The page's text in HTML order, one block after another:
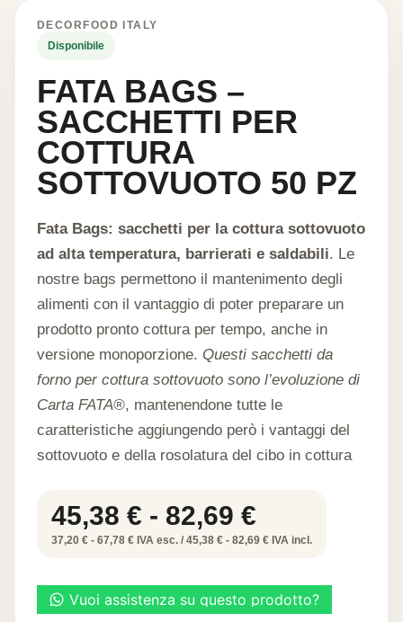
DECORFOOD ITALY
Disponibile
FATA BAGS –
SACCHETTI PER
COTTURA
SOTTOVUOTO 50 PZ
Fata Bags: sacchetti per la cottura sottovuoto
ad alta temperatura, barrierati e saldabili. Le
nostre bags permettono il mantenimento degli
alimenti con il vantaggio di poter preparare un
prodotto pronto cottura per tempo, anche in
versione monoporzione. Questi sacchetti da
forno per cottura sottovuoto sono l’evoluzione di
Carta FATA®, mantenendone tutte le
caratteristiche aggiungendo però i vantaggi del
sottovuoto e della rosolatura del cibo in cottura
45,38 € - 82,69 €
di
da
37,20 € - 67,78 € IVA esc. / 45,38 € - 82,69 € IVA incl.